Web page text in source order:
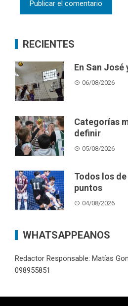
RECIENTES
En San José
06/08/2026
Categorías
definir
05/08/2026
Todos los
puntos
04/08/2026
WHATSAPPEANOS
Redactor Responsable: Matías
098955851